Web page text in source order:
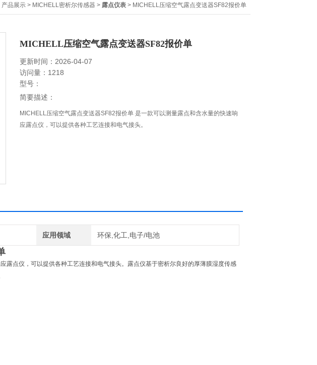
产品展示 > MICHELL密析尔传感器 > 露点仪表 > MICHELL压缩空气露点变送器SF82报价单
MICHELL压缩空气露点变送器SF82报价单
更新时间：2026-04-07
访问量：1218
型号：
简要描述：
MICHELL压缩空气露点变送器SF82报价单 是一款可以测量露点和含水量的快速响
应露点仪，可以提供各种工艺连接和电气接头。
应用领域 环保,化工,电子/电池
露点仪，可以提供各种工艺连接和电气接头。露点仪基于密析尔良好的厚薄膜湿度传感